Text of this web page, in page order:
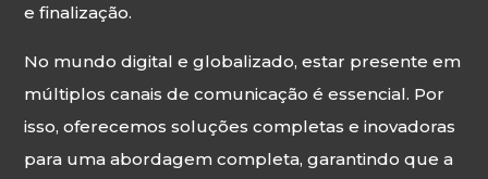
Design & Estratégia
Websites
Identidade Visual
e finalização.
No mundo digital e globalizado, estar presente em
múltiplos canais de comunicação é essencial. Por
isso, oferecemos soluções completas e inovadoras
para uma abordagem completa, garantindo que a